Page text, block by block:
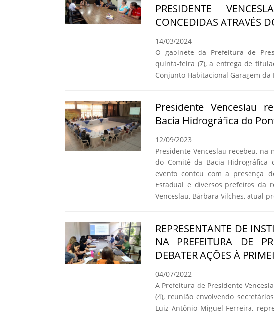
PRESIDENTE
CONCEDIDAS ATRAVÉS
14/03/2024
O gabinete da Prefeitura de
quinta-feira (7), a entrega de
Conjunto Habitacional Garagem da
Presidente Venceslau
Bacia Hidrográfica do
12/09/2023
Presidente Venceslau recebeu, na
do Comitê da Bacia Hidrográfica
evento contou com a presença
Estadual e diversos prefeitos da
Venceslau, Bárbara Vilches, atual
REPRESENTANTE DE
NA PREFEITURA DE
DEBATER AÇÕES À
04/07/2022
A Prefeitura de Presidente
(4), reunião envolvendo
Luiz Antônio Miguel Ferreira,